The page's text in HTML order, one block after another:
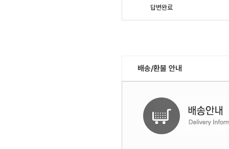
답변완료
배송/환불 안내